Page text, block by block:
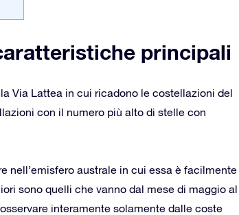
principali
Via Lattea in cui ricadono le costellazioni del
con il numero più alto di stelle con
nell’emisfero australe in cui essa è facilmente
sono quelli che vanno dal mese di maggio al
interamente solamente dalle coste